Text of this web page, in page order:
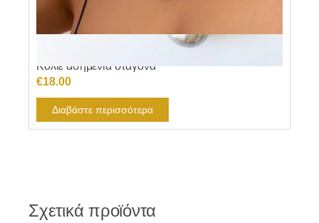
Γυναικεία Κολιέ, Γυναικεία Μενταγιόν
Κολιέ ασημένια σταγόνα
€18.00
Διαβάστε περισσότερα
Σχετικά προϊόντα